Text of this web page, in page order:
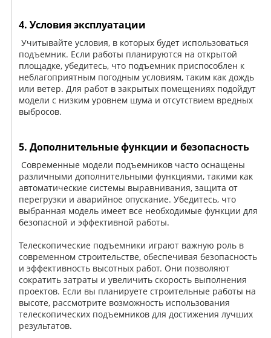
4. Условия эксплуатации
Учитывайте условия, в которых будет использоваться
подъемник. Если работы планируются на открытой
площадке, убедитесь, что подъемник приспособлен к
неблагоприятным погодным условиям, таким как дождь
или ветер. Для работ в закрытых помещениях подойдут
модели с низким уровнем шума и отсутствием вредных
выбросов.
5. Дополнительные функции и безопасность
Современные модели подъемников часто оснащены
различными дополнительными функциями, такими как
автоматические системы выравнивания, защита от
перегрузки и аварийное опускание. Убедитесь, что
выбранная модель имеет все необходимые функции для
безопасной и эффективной работы.
Телескопические подъемники играют важную роль в
современном строительстве, обеспечивая безопасность
и эффективность высотных работ. Они позволяют
сократить затраты и увеличить скорость выполнения
проектов. Если вы планируете строительные работы на
высоте, рассмотрите возможность использования
телескопических подъемников для достижения лучших
результатов.